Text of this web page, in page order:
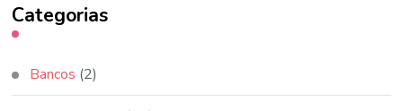
Categorias
Bancos (2)